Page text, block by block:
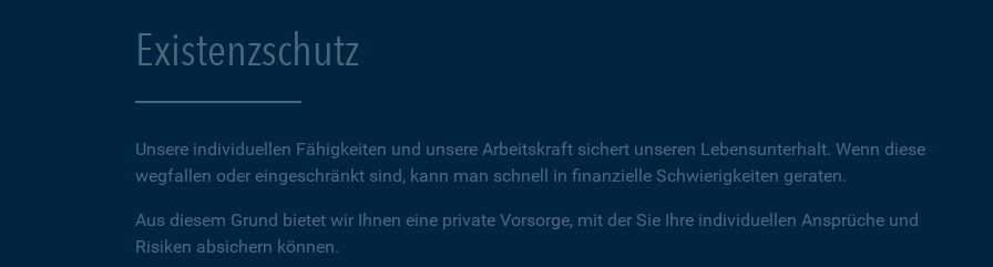
Existenzschutz
Unsere individuellen Fähigkeiten und unsere Arbeitskraft sichert unseren Lebensunterhalt. Wenn diese
wegfallen oder eingeschränkt sind, kann man schnell in finanzielle Schwierigkeiten geraten.
Aus diesem Grund bietet wir Ihnen eine private Vorsorge, mit der Sie Ihre individuellen Ansprüche und
Risiken absichern können.